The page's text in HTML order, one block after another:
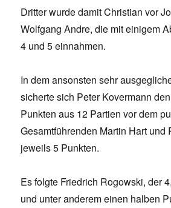
Dritter wurde damit Christian vor
Wolfgang Andre, die mit einigem
4 und 5 einnahmen.
In dem ansonsten sehr
sicherte sich Peter Kovermann
Punkten aus 12 Partien vor dem
Gesamtführenden Martin Hart und
jeweils 5 Punkten.
Es folgte Friedrich Rogowski, der
und unter anderem einen halben